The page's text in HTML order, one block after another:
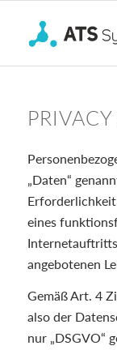
„Daten“
eines
angebotenen
Gemäß Art. 4
also der
nur „DSGVO“